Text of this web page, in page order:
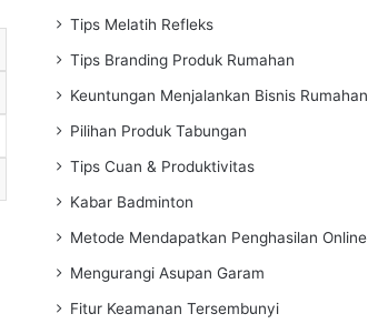
Tips Melatih Refleks
Tips Branding Produk Rumahan
Keuntungan Menjalankan Bisnis Rumahan
Pilihan Produk Tabungan
Tips Cuan & Produktivitas
Kabar Badminton
Metode Mendapatkan Penghasilan Online
Mengurangi Asupan Garam
Fitur Keamanan Tersembunyi